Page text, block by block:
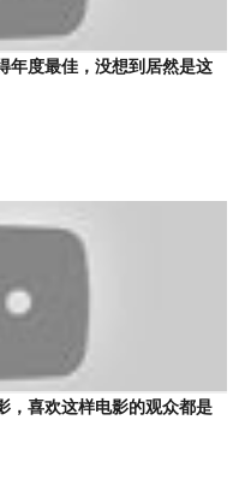
年度最佳，没想到居然是这
，喜欢这样电影的观众都是